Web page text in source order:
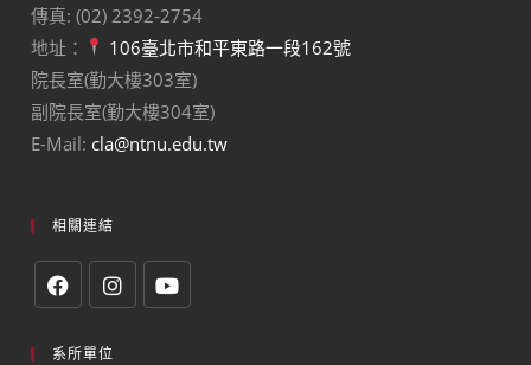
傳真: (02) 2392-2754
地址：
106臺北市和平東路一段162號
院長室(勤大樓303室)
副院長室(勤大樓304室)
E-Mail: cla@ntnu.edu.tw
相關連結
系所單位